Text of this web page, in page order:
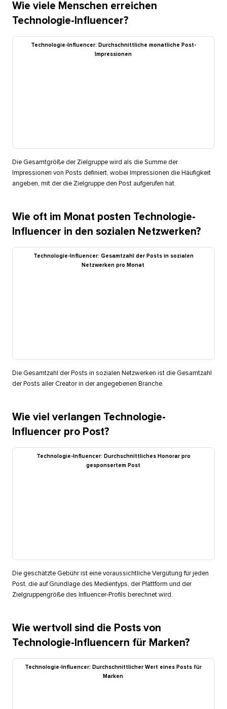
Wie viele Menschen erreichen
Technologie-Influencer?​​
Technologie-Influencer: Durchschnittliche monatliche Post-
Impressionen​​
Die Gesamtgröße der Zielgruppe wird als die Summe der
Impressionen von Posts definiert, wobei Impressionen die Häufigkeit
angeben, mit der die Zielgruppe den Post aufgerufen hat.​​
Wie oft im Monat posten Technologie-
Influencer in den sozialen Netzwerken?​​
Technologie-Influencer: Gesamtzahl der Posts in sozialen
Netzwerken pro Monat​​
Die Gesamtzahl der Posts in sozialen Netzwerken ist die Gesamtzahl
der Posts aller Creator in der angegebenen Branche.​​
Wie viel verlangen Technologie-
Influencer pro Post?​​
Technologie-Influencer: Durchschnittliches Honorar pro
gesponsertem Post​​
Die geschätzte Gebühr ist eine voraussichtliche Vergütung für jeden
Post, die auf Grundlage des Medientyps, der Plattform und der
Zielgruppengröße des Influencer-Profils berechnet wird.​​
Wie wertvoll sind die Posts von
Technologie-Influencern für Marken?​​
Technologie-Influencer: Durchschnittlicher Wert eines Posts für
Marken​​